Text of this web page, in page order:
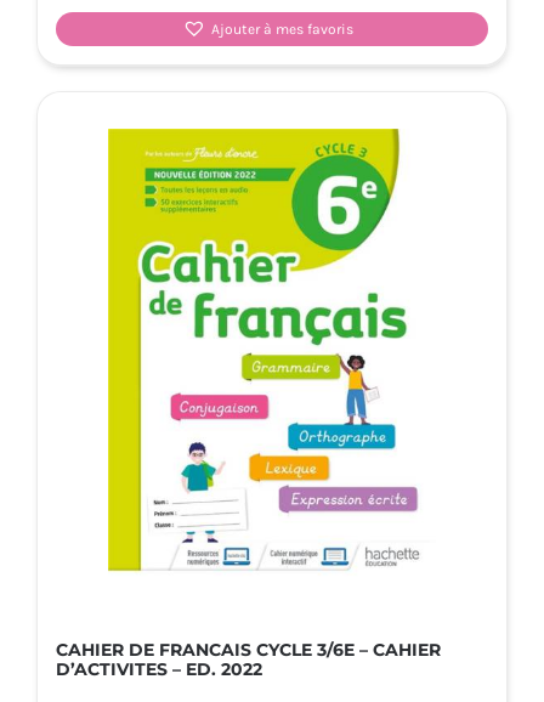
Ajouter à mes favoris
CAHIER DE FRANCAIS CYCLE 3/6E – CAHIER
D’ACTIVITES – ED. 2022